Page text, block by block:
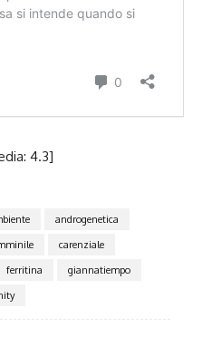
4.3]
androgenetica
carenziale
ferritina
giannatiempo